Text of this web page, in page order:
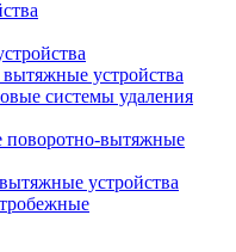
устройства
системы удаления
поворотно-вытяжные
устройства